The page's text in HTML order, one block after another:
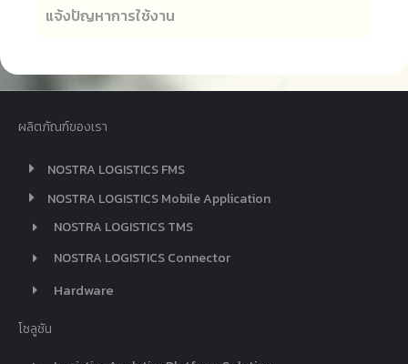
แจ้งปัญหาการใช้งาน
ผลิตภัณฑ์ของเรา
NOSTRA LOGISTICS FMS
NOSTRA LOGISTICS Mobile Application
NOSTRA LOGISTICS TMS
NOSTRA LOGISTICS Connector
Hardware
โซลูชัน